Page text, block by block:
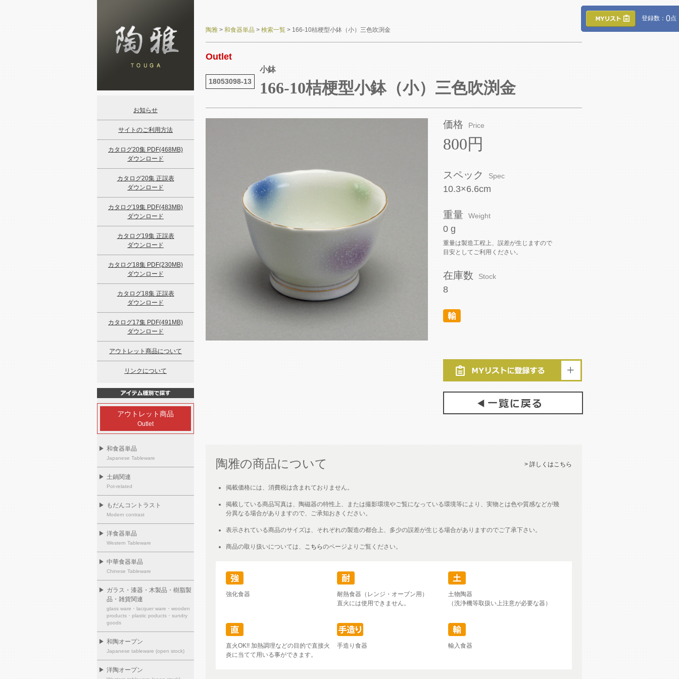
登録数： 0点
お知らせ
サイトのご利用方法
カタログ20集 PDF(468MB)
ダウンロード
カタログ20集 正誤表
ダウンロード
カタログ19集 PDF(483MB)
ダウンロード
カタログ19集 正誤表
ダウンロード
カタログ18集 PDF(230MB)
ダウンロード
カタログ18集 正誤表
ダウンロード
カタログ17集 PDF(491MB)
ダウンロード
アウトレット商品について
リンクについて
アウトレット商品
Outlet
▶ 和食器単品
Japanese Tableware
▶ 土鍋関連
Pot-related
▶ もだんコントラスト
Modern contrast
▶ 洋食器単品
Western Tableware
▶ 中華食器単品
Chinese Tableware
▶ ガラス・漆器・木製品・樹脂製
品・雑貨関連
glass ware・lacquer ware・wooden
products・plastic poducts・sundry
goods
▶ 和陶オープン
Japanese tableware (open stock)
▶ 洋陶オープン
陶雅 > 和食器単品 > 検索一覧 > 166-10桔梗型小鉢（小）三色吹渕金
Outlet
18053098-13
小鉢
166-10桔梗型小鉢（小）三色吹渕金
価格 Price
800円
スペック Spec
10.3×6.6cm
重量 Weight
0 g
重量は製造工程上、誤差が生じますので
目安としてご利用ください。
在庫数 Stock
8
陶雅の商品について > 詳しくはこちら
掲載価格には、消費税は含まれておりません。
掲載している商品写真は、陶磁器の特性上、または撮影環境やご覧になっている環境等により、実物とは色や質感などが幾
分異なる場合がありますので、ご承知おきください。
表示されている商品のサイズは、それぞれの製造の都合上、多少の誤差が生じる場合がありますのでご了承下さい。
商品の取り扱いについては、 こちらのページよりご覧ください。
強化食器
耐熱食器（レンジ・オーブン用）
直火には使用できません。
土物陶器
（洗浄機等取扱い上注意が必要な器）
直火OK!! 加熱調理などの目的で直接火
炎に当てて用いる事ができます。
手造り食器 輸入食器